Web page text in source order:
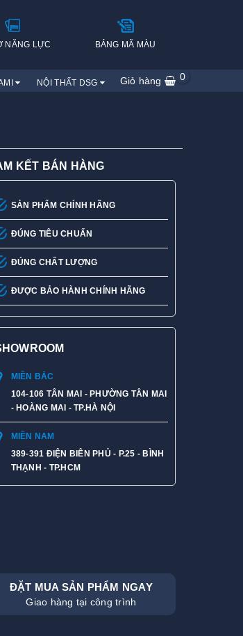
NĂNG LỰC BẢNG MÃ MÀU
NỘI THẤT DSG Giỏ hàng 0
KẾT BÁN HÀNG
SẢN PHẨM CHÍNH HÃNG
ĐÚNG TIÊU CHUẨN
ĐÚNG CHẤT LƯỢNG
ĐƯỢC BẢO HÀNH CHÍNH HÃNG
MIỀN BẮC
104-106 TÂN MAI - PHƯỜNG TÂN MAI
- HOÀNG MAI - TP.HÀ NỘI
MIỀN NAM
389-391 ĐIỆN BIÊN PHỦ - P.25 - BÌNH
THẠNH - TP.HCM
ĐẶT MUA SẢN PHẨM NGAY
Giao hàng tại công trình